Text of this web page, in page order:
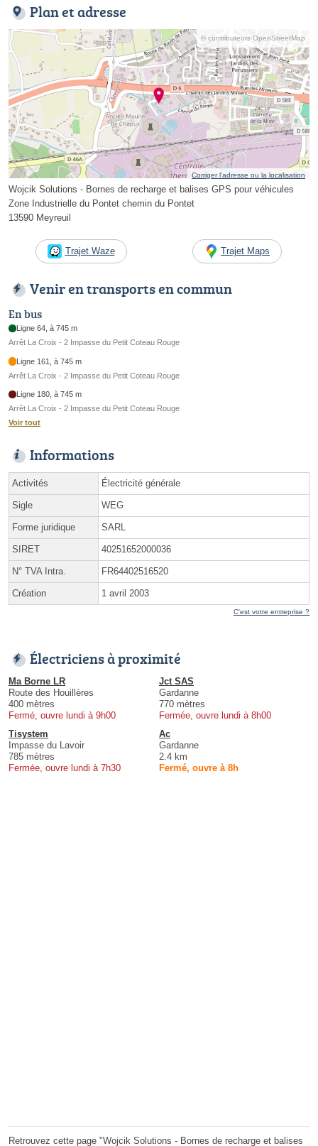
Plan et adresse
© contributeurs OpenStreetMap
Corriger l’adresse ou la localisation
Wojcik Solutions - Bornes de recharge et balises GPS pour véhicules
Zone Industrielle du Pontet chemin du Pontet
13590 Meyreuil
Trajet Waze Trajet Maps
Venir en transports en commun
En bus
Ligne 64, à 745 m
Arrêt La Croix - 2 Impasse du Petit Coteau Rouge
Ligne 161, à 745 m
Arrêt La Croix - 2 Impasse du Petit Coteau Rouge
Ligne 180, à 745 m
Arrêt La Croix - 2 Impasse du Petit Coteau Rouge
Voir tout
Informations
Activités Électricité générale
Sigle WEG
Forme juridique SARL
SIRET 40251652000036
N° TVA Intra. FR64402516520
Création 1 avril 2003
C'est votre entreprise ?
Électriciens à proximité
Ma Borne LR
Route des Houillères
400 mètres
Fermé, ouvre lundi à 9h00
Jct SAS
Gardanne
770 mètres
Fermée, ouvre lundi à 8h00
Tisystem
Impasse du Lavoir
785 mètres
Fermée, ouvre lundi à 7h30
Ac
Gardanne
2.4 km
Fermé, ouvre à 8h
Retrouvez cette page "Wojcik Solutions - Bornes de recharge et balises